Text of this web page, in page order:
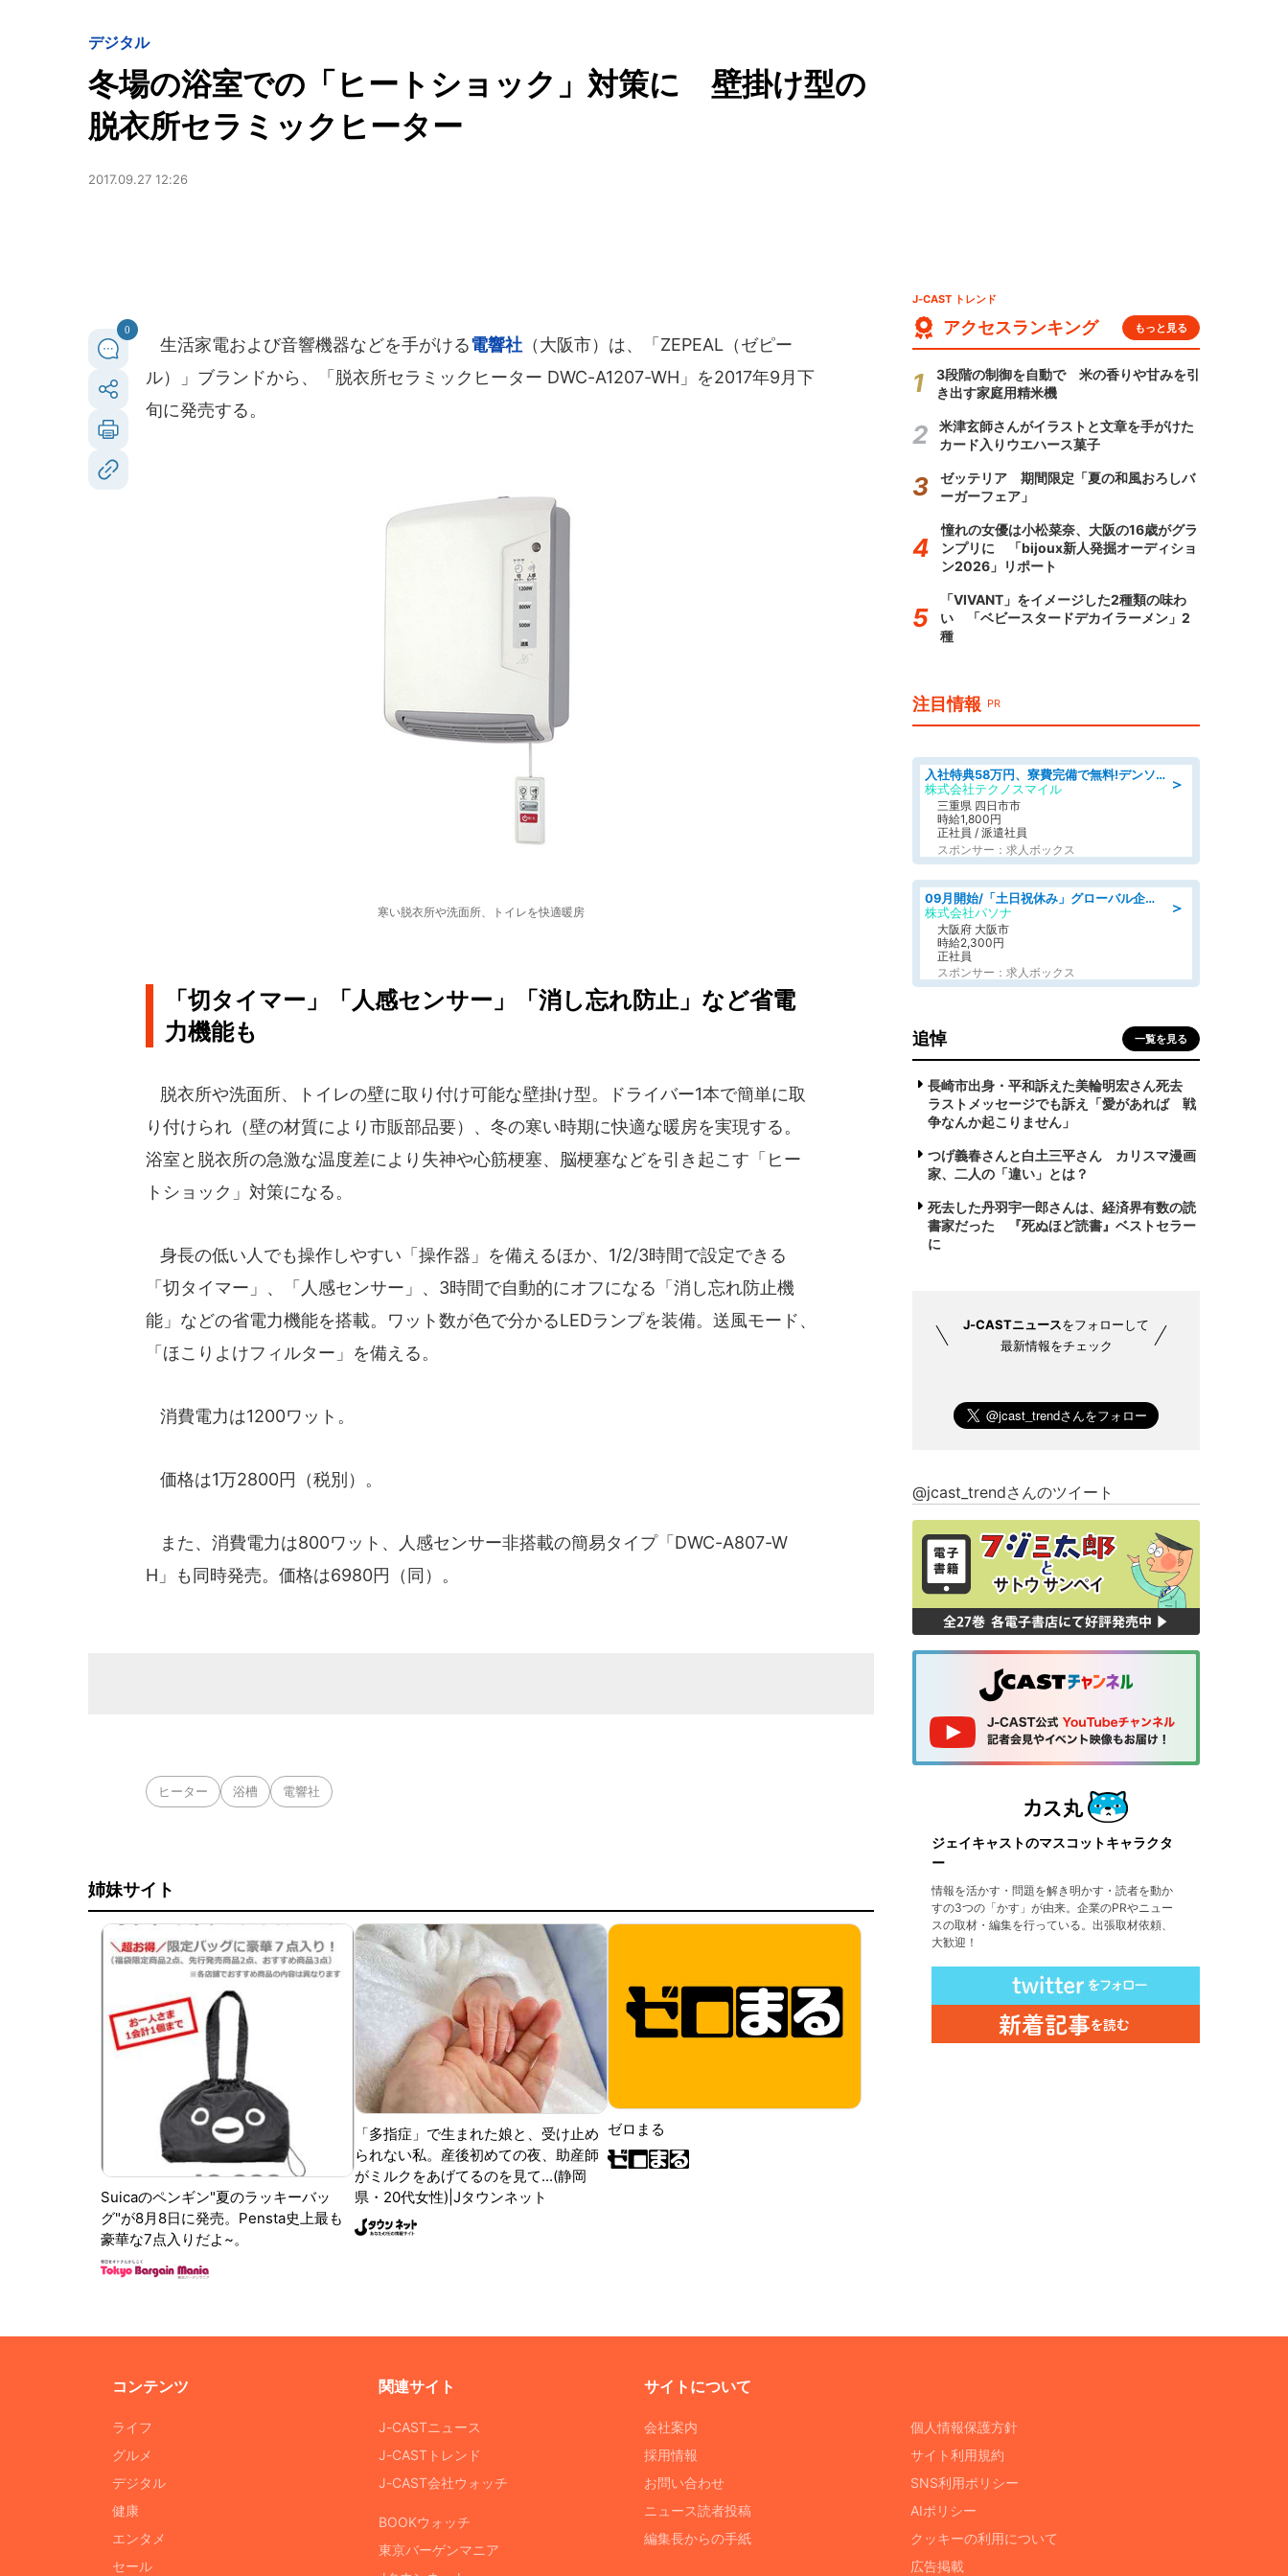
デジタル
冬場の浴室での「ヒートショック」対策に 壁掛け型の
脱衣所セラミックヒーター
2017.09.27 12:26
0
生活家電および音響機器などを手がける電響社 （大阪市）は、「ZEPEAL（ゼピー
ル）」ブランドから、「脱衣所セラミックヒーター DWC-A1207-WH」を2017年9月下
旬に発売する。
寒い脱衣所や洗面所、トイレを快適暖房
「切タイマー」「人感センサー」「消し忘れ防止」など省電
力機能も
脱衣所や洗面所、トイレの壁に取り付け可能な壁掛け型。ドライバー1本で簡単に取
り付けられ（壁の材質により市販部品要）、冬の寒い時期に快適な暖房を実現する。
浴室と脱衣所の急激な温度差により失神や心筋梗塞、脳梗塞などを引き起こす「ヒー
トショック」対策になる。
身長の低い人でも操作しやすい「操作器」を備えるほか、1/2/3時間で設定できる
「切タイマー」、「人感センサー」、3時間で自動的にオフになる「消し忘れ防止機
能」などの省電力機能を搭載。ワット数が色で分かるLEDランプを装備。送風モード、
「ほこりよけフィルター」を備える。
消費電力は1200ワット。
価格は1万2800円（税別）。
また、消費電力は800ワット、人感センサー非搭載の簡易タイプ「DWC-A807-W
H」も同時発売。価格は6980円（同）。
ヒーター 浴槽 電響社
姉妹サイト
Suicaのペンギン"夏のラッキーバッ
グ"が8月8日に発売。Pensta史上最も
豪華な7点入りだよ~。
「多指症」で生まれた娘と、受け止め
られない私。産後初めての夜、助産師
がミルクをあげてるのを見て...(静岡
県・20代女性)|Jタウンネット
ゼロまる
J-CAST トレンド
アクセスランキング もっと見る
3段階の制御を自動で 米の香りや甘みを引
き出す家庭用精米機
米津玄師さんがイラストと文章を手がけた
カード入りウエハース菓子
ゼッテリア 期間限定「夏の和風おろしバ
ーガーフェア」
憧れの女優は小松菜奈、大阪の16歳がグラ
ンプリに 「bijoux新人発掘オーディショ
ン2026」リポート
「VIVANT」をイメージした2種類の味わ
い 「ベビースタードデカイラーメン」2
種
注目情報 PR
＞
入社特典58万円、寮費完備で無料!デンソーで働こう!自動車工場で小型部品の検査業務 denso aichi
株式会社テクノスマイル
三重県 四日市市
時給1,800円
正社員 / 派遣社員
スポンサー：求人ボックス
＞
09月開始/「土日祝休み」グローバル企業での産業保健のお仕事/保健師/高時給/残業なし/服装自由
株式会社パソナ
大阪府 大阪市
時給2,300円
正社員
スポンサー：求人ボックス
追悼 一覧を見る
長崎市出身・平和訴えた美輪明宏さん死去
ラストメッセージでも訴え「愛があれば 戦
争なんか起こりません」
つげ義春さんと白土三平さん カリスマ漫画
家、二人の「違い」とは？
死去した丹羽宇一郎さんは、経済界有数の読
書家だった 『死ぬほど読書』ベストセラー
に
J-CASTニュースをフォローして
最新情報をチェック
@jcast_trendさんのツイート
ジェイキャストのマスコットキャラクタ
ー
情報を活かす・問題を解き明かす・読者を動か
すの3つの「かす」が由来。企業のPRやニュー
スの取材・編集を行っている。出張取材依頼、
大歓迎！
コンテンツ
ライフ
グルメ
デジタル
健康
エンタメ
セール
関連サイト
J-CASTニュース
J-CASTトレンド
J-CAST会社ウォッチ
BOOKウォッチ
東京バーゲンマニア
サイトについて
会社案内
採用情報
お問い合わせ
ニュース読者投稿
編集長からの手紙
個人情報保護方針
サイト利用規約
SNS利用ポリシー
AIポリシー
クッキーの利用について
広告掲載